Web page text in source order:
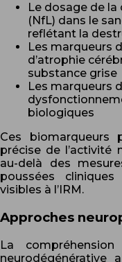
Le dosage de
(NfL) dans le
reflétant la
Les marqueurs
d’atrophie
substance grise
Les marqueurs
biologiques
Ces biomarqueurs
précise de l’activité
au-delà des
poussées
visibles à l’IRM.
Approches
La